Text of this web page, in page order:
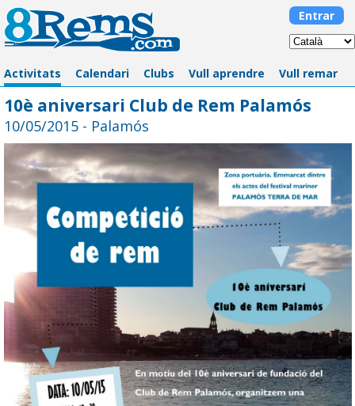
10è aniversari Club de Rem Palamós
10/05/2015 - Palamós
Entrar
Activitats Calendari Clubs Vull aprendre Vull remar